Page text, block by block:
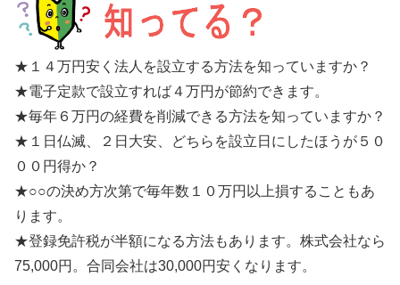
★１４万円安く法人を設立する方法を知っていますか？
★電子定款で設立すれば４万円が節約できます。
★毎年６万円の経費を削減できる方法を知っていますか？
★１日仏滅、２日大安、どちらを設立日にしたほうが５０
００円得か？
★○○の決め方次第で毎年数１０万円以上損することもあ
ります。
★登録免許税が半額になる方法もあります。株式会社なら
75,000円。合同会社は30,000円安くなります。